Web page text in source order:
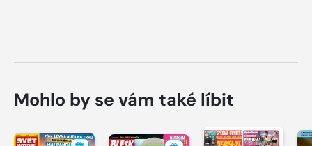
Mohlo by se vám také líbit